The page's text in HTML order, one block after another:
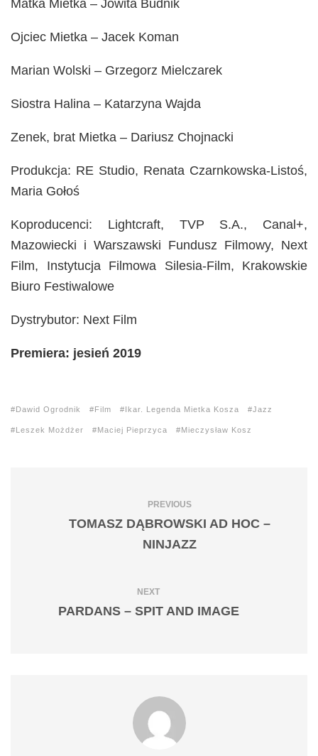
Matka Mietka – Jowita Budnik
Ojciec Mietka – Jacek Koman
Marian Wolski – Grzegorz Mielczarek
Siostra Halina – Katarzyna Wajda
Zenek, brat Mietka – Dariusz Chojnacki
Produkcja: RE Studio, Renata Czarnkowska-Listoś,
Maria Gołoś
Koproducenci: Lightcraft, TVP S.A., Canal+,
Mazowiecki i Warszawski Fundusz Filmowy, Next
Film, Instytucja Filmowa Silesia-Film, Krakowskie
Biuro Festiwalowe
Dystrybutor: Next Film
Premiera: jesień 2019
Dawid Ogrodnik Film Ikar. Legenda Mietka Kosza Jazz
Leszek Możdżer Maciej Pieprzyca Mieczysław Kosz
PREVIOUS
TOMASZ DĄBROWSKI AD HOC –
NINJAZZ
NEXT
PARDANS – SPIT AND IMAGE